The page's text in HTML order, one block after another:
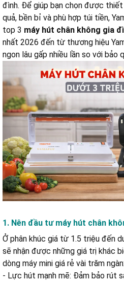
đình. Để giúp bạn chọn được
quả, bền bỉ và phù hợp túi tiền,
top 3 máy hút chân không gia
nhất 2026 đến từ thương hiệu
ngon lâu gấp nhiều lần so với bảo
1. Nên đầu tư máy hút chân
Ở phân khúc giá từ 1.5 triệu đến
sẽ nhận được những giá trị khác
dòng máy mini giá rẻ vài trăm ngàn:
- Lực hút mạnh mẽ: Đảm bảo rút